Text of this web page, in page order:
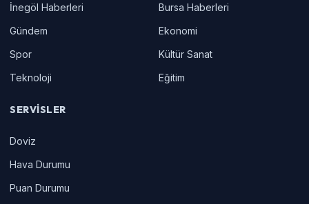
İnegöl Haberleri
Bursa Haberleri
Gündem
Ekonomi
Spor
Kültür Sanat
Teknoloji
Eğitim
SERVISLER
Doviz
Hava Durumu
Puan Durumu